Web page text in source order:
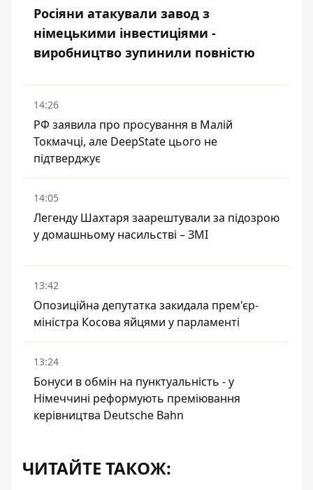
Росіяни атакували завод з
німецькими інвестиціями -
виробництво зупинили повністю
14:26
РФ заявила про просування в Малій
Токмачці, але DeepState цього не
підтверджує
14:05
Легенду Шахтаря заарештували за підозрою
у домашньому насильстві – ЗМІ
13:42
Опозиційна депутатка закидала прем'єр-
міністра Косова яйцями у парламенті
13:24
Бонуси в обмін на пунктуальність - у
Німеччині реформують преміювання
керівництва Deutsche Bahn
ЧИТАЙТЕ ТАКОЖ: